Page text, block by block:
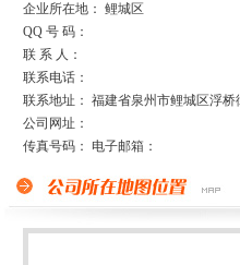
企业所在地： 鲤城区
QQ 号 码：
联 系 人：
联系电话：
联系地址： 福建省泉州市鲤城区浮
公司网址：
传真号码： 电子邮箱：